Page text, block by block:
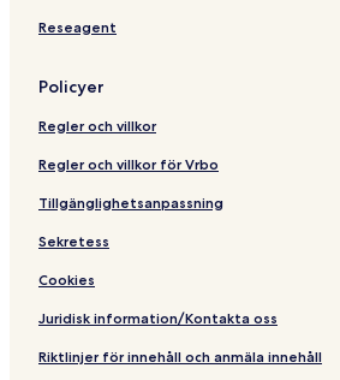
Reseagent
Policyer
Regler och villkor
Regler och villkor för Vrbo
Tillgänglighetsanpassning
Sekretess
Cookies
Juridisk information/Kontakta oss
Riktlinjer för innehåll och anmäla innehåll